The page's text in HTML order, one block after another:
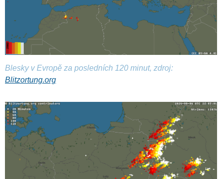
Blesky v Evropě za posledních 120 minut, zdroj:
Blitzortung.org